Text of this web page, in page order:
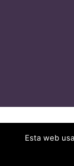
Esta web